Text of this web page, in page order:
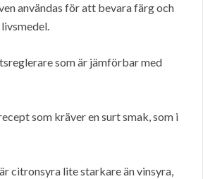
användas för att bevara färg och
som är jämförbar med
som kräver en surt smak, som i
citronsyra lite starkare än vinsyra,